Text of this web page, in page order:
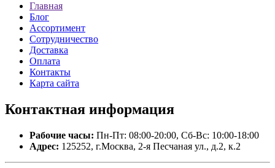
Главная
Блог
Ассортимент
Сотрудничество
Доставка
Оплата
Контакты
Карта сайта
Контактная информация
Рабочие часы: Пн-Пт: 08:00-20:00, Сб-Вс: 10:00-18:00
Адрес: 125252, г.Москва, 2-я Песчаная ул., д.2, к.2